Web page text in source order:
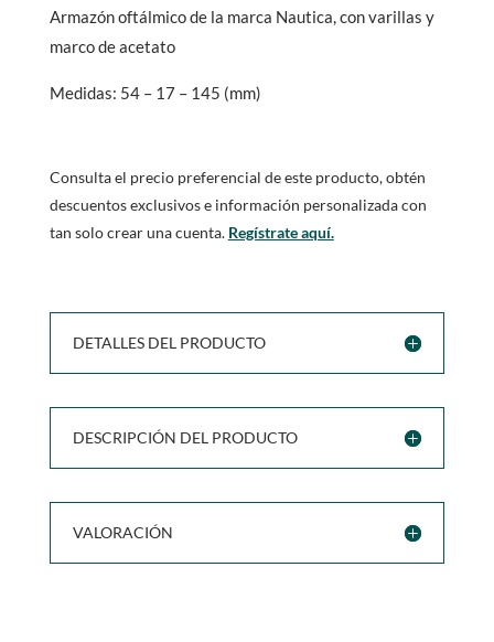
Armazón oftálmico de la marca Nautica, con varillas y
marco de acetato
Medidas: 54 – 17 – 145 (mm)
Consulta el precio preferencial de este producto, obtén
descuentos exclusivos e información personalizada con
tan solo crear una cuenta. Regístrate aquí.
DETALLES DEL PRODUCTO
DESCRIPCIÓN DEL PRODUCTO
VALORACIÓN